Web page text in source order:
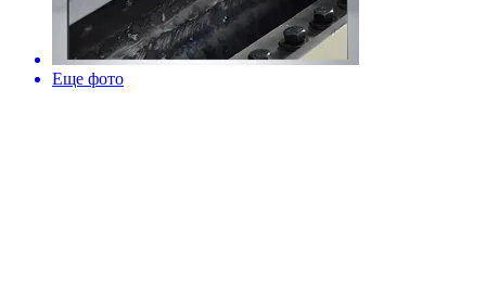
Еще фото